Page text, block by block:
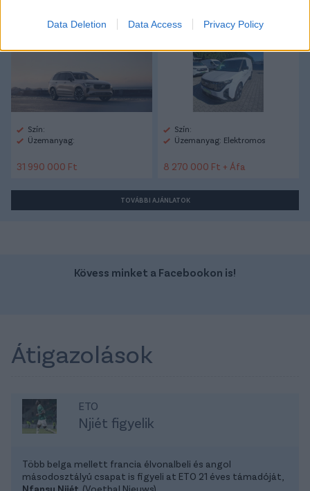
Data Deletion Data Access Privacy Policy
Volvo Xc90
Szín:
Üzemanyag:
31 990 000 Ft
Ford Courier
Szín:
Üzemanyag: Elektromos
8 270 000 Ft + Áfa
TOVÁBBI AJÁNLATOK
Kövess minket a Facebookon is!
Átigazolások
ETO
Njiét figyelik
Több belga mellett francia élvonalbeli és angol
másodosztályú csapat is figyeli at ETO 21 éves támadóját,
Nfansu Njiét . (Voetbal Nieuws)